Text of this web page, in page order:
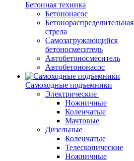
Бетонная техника
Бетононасос
Бетонораспределительная
стрела
Самозагружающийся
бетоносмеситель
Автобетоносмеситель
Автобетононасос
Самоходные подъемники
Электрические
Ножничные
Коленчатые
Мачтовые
Дизельные
Коленчатые
Телескопические
Ножничные